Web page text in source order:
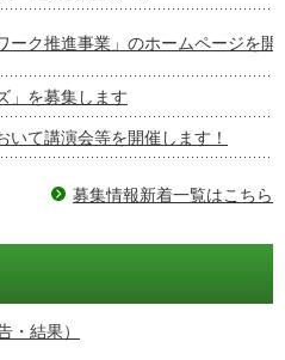
ーク推進事業」のホームページを開
」を募集します
て講演会等を開催します！
募集情報新着一覧はこちら
・結果）